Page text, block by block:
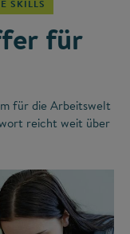
SKILLS
für
für die Arbeitswelt
reicht weit über